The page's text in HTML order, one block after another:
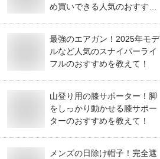
め買いできる人気のおすすめ
最強のエアガン！2025年モデ
ルなど人気のスナイパーライ
フルのおすすめを教えて！
山登り用の膝サポーター！脚
をしっかり動かせる膝サポー
ターのおすすめを教えて！
メンズの日除け帽子！完全遮